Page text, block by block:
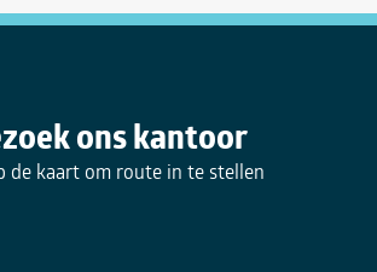
ons kantoor
de kaart om route in te stellen